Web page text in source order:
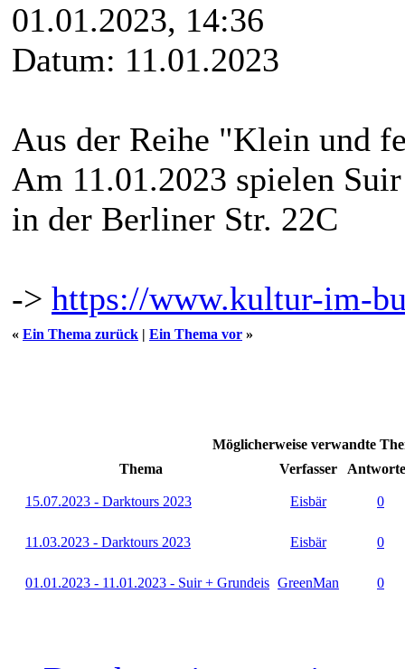
01.01.2023, 14:36
Datum: 11.01.2023
Aus der Reihe "Klein und
Am 11.01.2023 spielen
in der Berliner Str. 22C
-> https://www.kultur-im-
« Ein Thema zurück | Ein Thema vor »
Möglicherweise verwandte
Thema
Verfasser
15.07.2023 - Darktours 2023 Eisbär 0
11.03.2023 - Darktours 2023 Eisbär 0
01.01.2023 - 11.01.2023 - Suir + Grundeis GreenMan 0